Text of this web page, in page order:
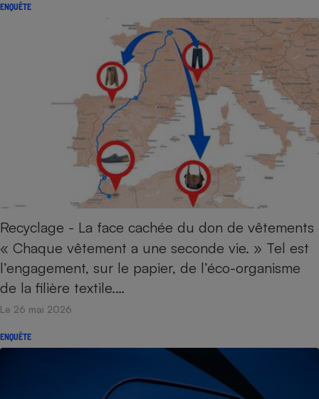
ENQUÊTE
Recyclage - La face cachée du don de vêtements
« Chaque vêtement a une seconde vie. » Tel est
l’engagement, sur le papier, de l’éco-organisme
de la filière textile.…
Le 26 mai 2026
ENQUÊTE